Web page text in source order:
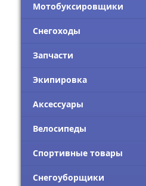
Мотобуксировщики
Снегоходы
Запчасти
Экипировка
Аксессуары
Велосипеды
Спортивные товары
Снегоуборщики